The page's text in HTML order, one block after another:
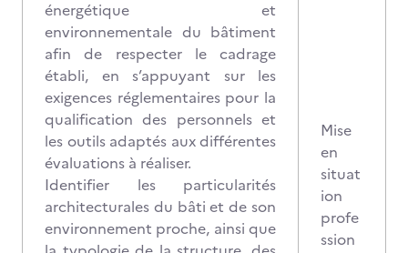
énergétique et
environnementale du bâtiment
afin de respecter le cadrage
établi, en s’appuyant sur les
exigences réglementaires pour la
qualification des personnels et
les outils adaptés aux différentes
évaluations à réaliser.
Identifier les particularités
architecturales du bâti et de son
environnement proche, ainsi que
Mise
en
situat
ion
profe
ssion